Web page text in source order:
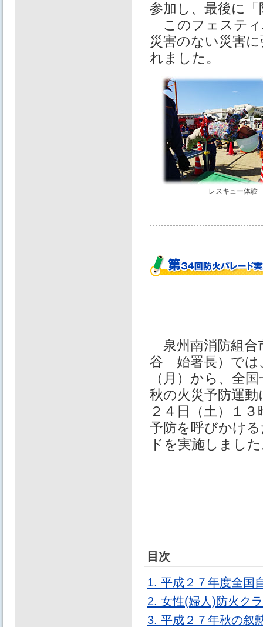
参加し、最後に
このフェスティ
災害のない災害
れました。
レスキュー体験
泉州南消防組合
谷 始署長）では
（月）から、全
秋の火災予防運
２４日（土）１
予防を呼びかけ
ドを実施しまし
目次
1. 平成２７年度全国
2. 女性(婦人)防火ク
3. 平成２７年秋の叙